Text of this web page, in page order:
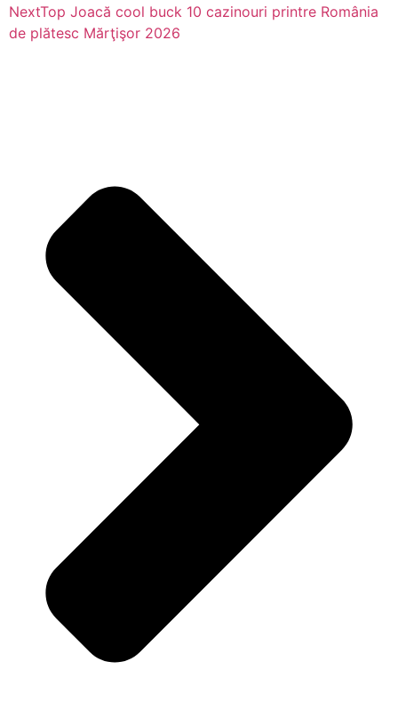
NextTop Joacă cool buck 10 cazinouri printre România
de plătesc Mărţişor 2026